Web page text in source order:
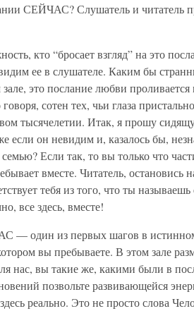
СЕЙЧАС? Слушатель и читатель
кто “бросает взгляд” на это
ее в слушателе. Каким бы
это послание любви
сотен тех, чьи глаза
тысячелетии. Итак, я прошу
если он невидим и, казалось бы,
Если так, то вы только что
вместе. Читатель, остановись
тебя из того, что ты
все здесь, вместе!
— один из первых шагов в
вы пребываете. В этом зале
нас, вы такие же, какими были в
позвольте развивающейся
реально. Это не просто слова